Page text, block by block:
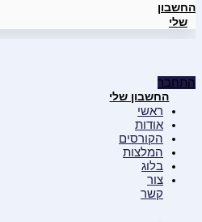
החשבון
שלי
התחבר
החשבון שלי
ראשי
אודות
הקורסים
המלצות
בלוג
צור
קשר